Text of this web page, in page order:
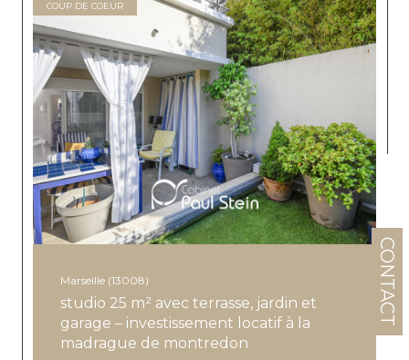
CONTACT
Marseille (13008)
studio 25 m² avec terrasse, jardin et
garage – investissement locatif à la
madrague de montredon
COUP DE COEUR